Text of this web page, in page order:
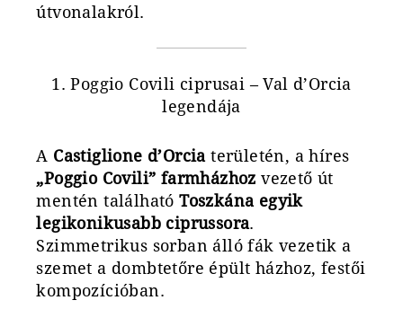
útvonalakról.
1. Poggio Covili ciprusai – Val d’Orcia
legendája
A Castiglione d’Orcia területén, a híres
„Poggio Covili” farmházhoz vezető út
mentén találhatóToszkána egyik
legikonikusabb ciprussora.
Szimmetrikus sorban álló fák vezetik a
szemet a dombtetőre épült házhoz, festői
kompozícióban.